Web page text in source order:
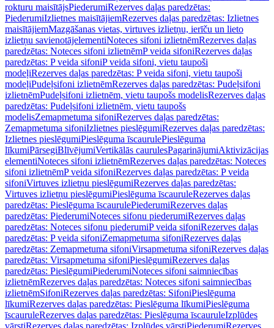
rokturu maisītājsPiederumiRezerves daļas paredzētas:
PiederumiIzlietnes maisītājiemRezerves daļas paredzētas: Izlietnes
maisītājiemMazgāšanas vietas, virtuves izlietņu, ierīču un lieto
izlietņu savienotājelementiNoteces sifoni izlietnēmRezerves daļas
paredzētas: Noteces sifoni izlietnēmP veida sifoniRezerves daļas
paredzētas: P veida sifoniP veida sifoni, vietu taupoši
modeļiRezerves daļas paredzētas: P veida sifoni, vietu taupoši
modeļiPudeļsifoni izlietnēmRezerves daļas paredzētas: Pudeļsifoni
izlietnēmPudeļsifoni izlietnēm, vietu taupošs modelisRezerves daļas
paredzētas: Pudeļsifoni izlietnēm, vietu taupošs
modelisZemapmetuma sifoniRezerves daļas paredzētas:
Zemapmetuma sifoniIzlietnes pieslēgumiRezerves daļas paredzētas:
Izlietnes pieslēgumiPieslēguma īscaurulePieslēguma
līkumiPārsegiBlīvējumiVertikālās caurulesPagarinājumiAktivizācijas
elementiNoteces sifoni izlietnēmRezerves daļas paredzētas: Noteces
sifoni izlietnēmP veida sifoniRezerves daļas paredzētas: P veida
sifoniVirtuves izlietņu pieslēgumiRezerves daļas paredzētas:
Virtuves izlietņu pieslēgumiPieslēguma īscauruleRezerves daļas
paredzētas: Pieslēguma īscaurulePiederumiRezerves daļas
paredzētas: PiederumiNoteces sifonu piederumiRezerves daļas
paredzētas: Noteces sifonu piederumiP veida sifoniRezerves daļas
paredzētas: P veida sifoniZemapmetuma sifoniRezerves daļas
paredzētas: Zemapmetuma sifoniVirsapmetuma sifoniRezerves daļas
paredzētas: Virsapmetuma sifoniPieslēgumiRezerves daļas
paredzētas: PieslēgumiPiederumiNoteces sifoni saimniecības
izlietnēmRezerves daļas paredzētas: Noteces sifoni saimniecības
izlietnēmSifoniRezerves daļas paredzētas: SifoniPieslēguma
līkumiRezerves daļas paredzētas: Pieslēguma līkumiPieslēguma
īscauruleRezerves daļas paredzētas: Pieslēguma īscauruleIzplūdes
vārstiRezerves daļas paredzētas: Izplūdes vārstiPiederumiRezerves